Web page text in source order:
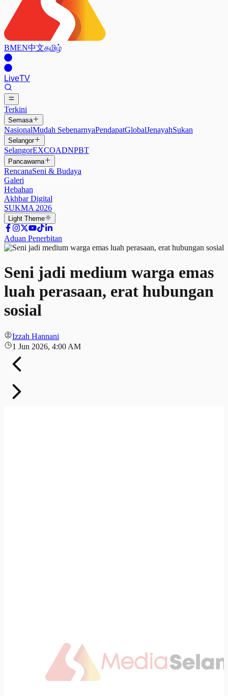
BMEN中文தமிழ்
LiveTV
Terkini
Semasa
NasionalMudah SebenarnyaPendapatGlobalJenayahSukan
Selangor
SelangorEXCOADNPBT
Pancawarna
RencanaSeni & Budaya
Galeri
Hebahan
Akhbar Digital
SUKMA 2026
Light Theme
Aduan Penerbitan
Seni jadi medium warga emas
luah perasaan, erat hubungan
sosial
Izzah Hannani
1 Jun 2026, 4:00 AM